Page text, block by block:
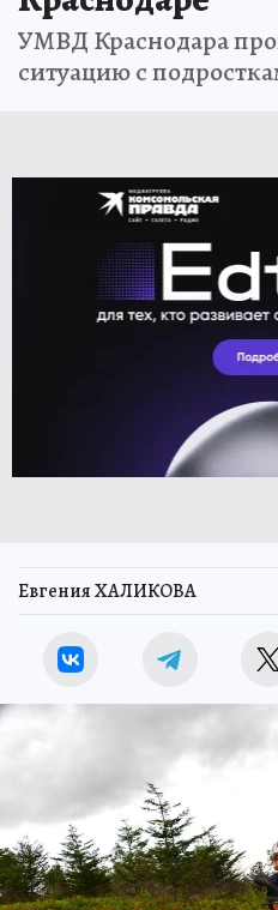
УМВД Краснодара
ситуацию с
Евгения ХАЛИКОВА